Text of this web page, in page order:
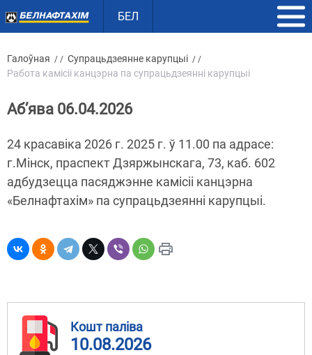
БЕЛ
Галоўная / / Супрацьдзеянне карупцыі / /
Работа камісіі канцэрна па супрацьдзеянні карупцыі
Аб’ява 06.04.2026
24 красавіка 2026 г. 2025 г. ў 11.00 па адрасе:
г.Мінск, праспект Дзяржынскага, 73, каб. 602
адбудзецца пасяджэнне камісіі канцэрна
«Белнафтахім» па супрацьдзеянні карупцыі.
Кошт паліва
10.08.2026